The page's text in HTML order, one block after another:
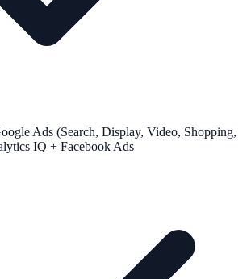
Ads (Search, Display, Video, Shopping,
IQ + Facebook Ads